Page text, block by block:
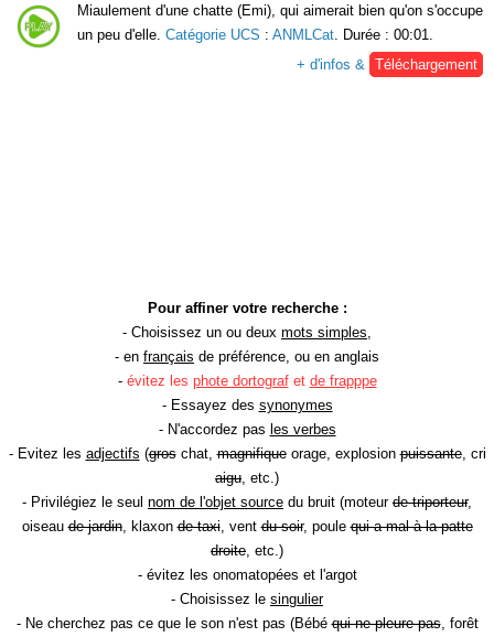
Miaulement d'une chatte (Emi), qui aimerait bien qu'on s'occupe
un peu d'elle. Catégorie UCS : ANMLCat . Durée : 00:01.
+ d'infos &
Téléchargement
Pour affiner votre recherche :
- Choisissez un ou deux mots simples
- en français de préférence, ou en anglais
- évitez les phote dortografet de frapppe
- Essayez des synonymes
- N'accordez pas les verbes
- Evitez les adjectifs (groschat,magnifiqueorage, explosionpuissante, cri
aigu , etc.)
- Privilégiez le seul nom de l'objet source du bruit (moteur de triporteur,
oiseaude jardin, klaxonde taxi, ventdu soir, poulequi a mal à la patte
droite , etc.)
- évitez les onomatopées et l'argot
- Choisissez le singulier
- Ne cherchez pas ce que le son n'est pas (Bébéqui ne pleure pas, forêt